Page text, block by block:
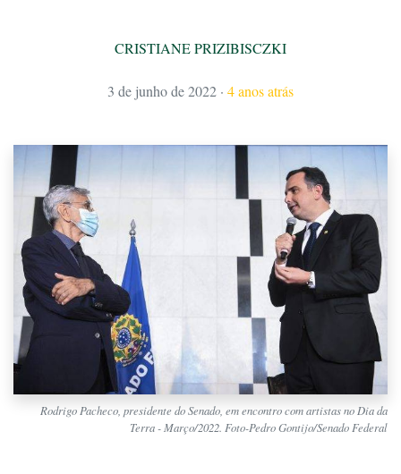
CRISTIANE PRIZIBISCZKI
3 de junho de 2022 · 4 anos atrás
Rodrigo Pacheco, presidente do Senado, em encontro com artistas no Dia da
Terra - Março/2022. Foto-Pedro Gontijo/Senado Federal